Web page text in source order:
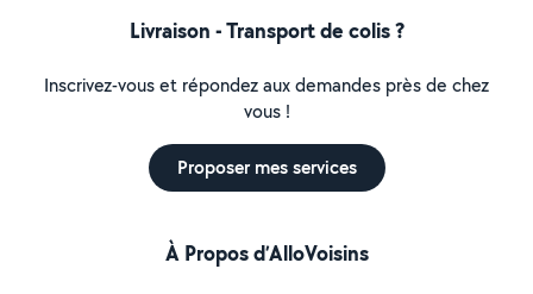
Livraison - Transport de colis ?
Inscrivez-vous et répondez aux demandes près de chez
vous !
Proposer mes services
À Propos d’AlloVoisins